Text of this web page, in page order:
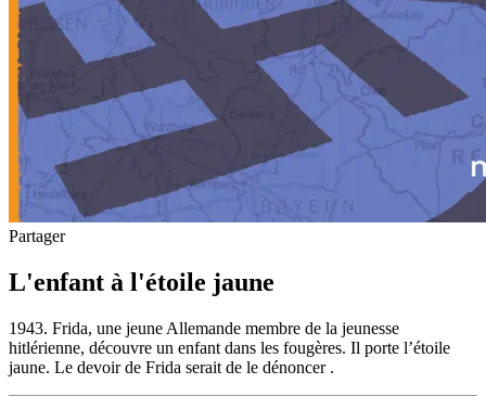
Partager
L'enfant à l'étoile jaune
1943. Frida, une jeune Allemande membre de la jeunesse
hitlérienne, découvre un enfant dans les fougères. Il porte l’étoile
jaune. Le devoir de Frida serait de le dénoncer .